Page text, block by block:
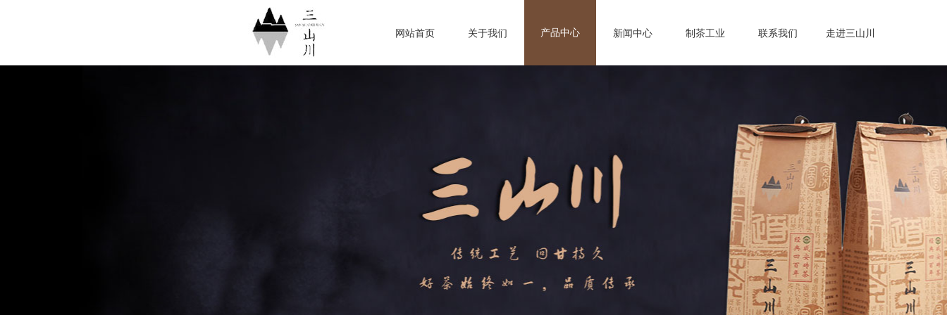
网站首页 关于我们 产品中心 新闻中心 制茶工业 联系我们 走进三山川